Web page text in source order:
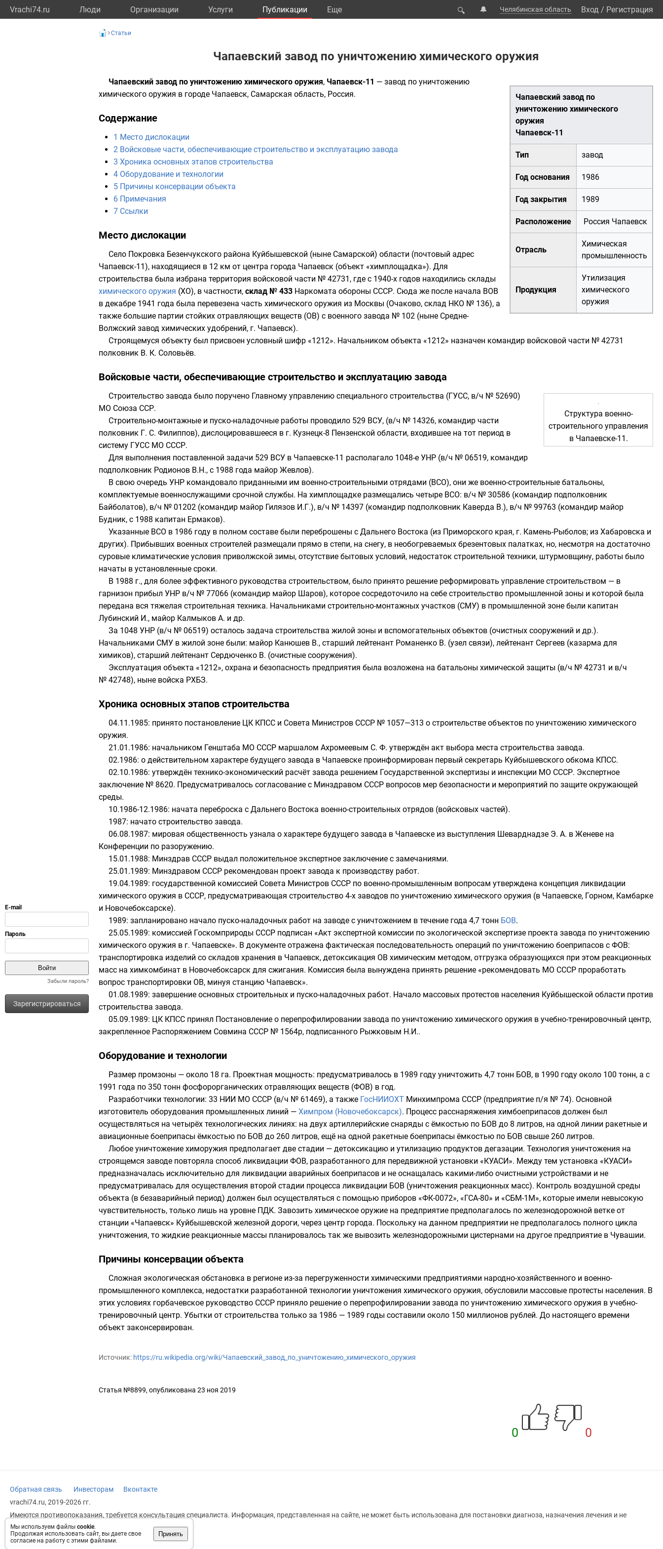
Vrachi74.ru Люди Организации Услуги Публикации Eще 🔍 🔔 Челябинская область Вход / Регистрация
Забыли пароль?
Зарегистрироваться
Мы используем файлы cookie.
Продолжая использовать сайт, вы даете свое
согласие на работу с этими файлами.
Принять
Статьи
Чапаевский завод по уничтожению химического оружия
Чапаевский завод по
уничтожению химического
оружия
Чапаевск-11
Тип завод
Год основания 1986
Год закрытия 1989
Расположение Россия Чапаевск
Отрасль
Химическая
промышленность
Продукция
Утилизация
химического
оружия
Чапаевский завод по уничтожению химического оружия, Чапаевск-11 — завод по уничтожению
химического оружия в городе Чапаевск, Самарская область, Россия.
Содержание
1 Место дислокации
2 Войсковые части, обеспечивающие строительство и эксплуатацию завода
3 Хроника основных этапов строительства
4 Оборудование и технологии
5 Причины консервации объекта
6 Примечания
7 Ссылки
Место дислокации
Село Покровка Безенчукского района Куйбышевской (ныне Самарской) области (почтовый адрес
Чапаевск-11), находящиеся в 12 км от центра города Чапаевск (объект «химплощадка»). Для
строительства была избрана территория войсковой части № 42731, где с 1940-х годов находились склады
химического оружия (ХО), в частности, склад № 433 Наркомата обороны СССР. Сюда же после начала ВОВ
в декабре 1941 года была перевезена часть химического оружия из Москвы (Очаково, склад НКО № 136), а
также большие партии стойких отравляющих веществ (ОВ) с военного завода № 102 (ныне Средне-
Волжский завод химических удобрений, г. Чапаевск).
Строящемуся объекту был присвоен условный шифр «1212». Начальником объекта «1212» назначен командир войсковой части № 42731
полковник В. К. Соловьёв.
Войсковые части, обеспечивающие строительство и эксплуатацию завода
Структура военно-
строительного управления
в Чапаевске-11.
Строительство завода было поручено Главному управлению специального строительства (ГУСС, в/ч № 52690)
МО Союза ССР.
Строительно-монтажные и пуско-наладочные работы проводило 529 ВСУ, (в/ч № 14326, командир части
полковник Г. С. Филиппов), дислоцировавшееся в г. Кузнецк-8 Пензенской области, входившее на тот период в
систему ГУСС МО СССР.
Для выполнения поставленной задачи 529 ВСУ в Чапаевске-11 располагало 1048-е УНР (в/ч № 06519, командир
подполковник Родионов В.Н., с 1988 года майор Жевлов).
В свою очередь УНР командовало приданными им военно-строительными отрядами (ВСО), они же военно-строительные батальоны,
комплектуемые военнослужащими срочной службы. На химплощадке размещались четыре ВСО: в/ч № 30586 (командир подполковник
Байболатов), в/ч № 01202 (командир майор Гилязов И.Г.), в/ч № 14397 (командир подполковник Каверда В.), в/ч № 99763 (командир майор
Будник, с 1988 капитан Ермаков).
Указанные ВСО в 1986 году в полном составе были переброшены с Дальнего Востока (из Приморского края, г. Камень-Рыболов; из Хабаровска и
других). Прибывших военных строителей размещали прямо в степи, на снегу, в необогреваемых брезентовых палатках, но, несмотря на достаточно
суровые климатические условия приволжской зимы, отсутствие бытовых условий, недостаток строительной техники, штурмовщину, работы было
начаты в установленные сроки.
В 1988 г., для более эффективного руководства строительством, было принято решение реформировать управление строительством — в
гарнизон прибыл УНР в/ч № 77066 (командир майор Шаров), которое сосредоточило на себе строительство промышленной зоны и которой была
передана вся тяжелая строительная техника. Начальниками строительно-монтажных участков (СМУ) в промышленной зоне были капитан
Лубинский И., майор Калмыков А. и др.
За 1048 УНР (в/ч № 06519) осталось задача строительства жилой зоны и вспомогательных объектов (очистных сооружений и др.).
Начальниками СМУ в жилой зоне были: майор Канюшев В., старший лейтенант Романенко В. (узел связи), лейтенант Сергеев (казарма для
химиков), старший лейтенант Сердюченко В. (очистные сооружения).
Эксплуатация объекта «1212», охрана и безопасность предприятия была возложена на батальоны химической защиты (в/ч № 42731 и в/ч
№ 42748), ныне войска РХБЗ.
Хроника основных этапов строительства
04.11.1985: принято постановление ЦК КПСС и Совета Министров СССР № 1057—313 о строительстве объектов по уничтожению химического
оружия.
21.01.1986: начальником Генштаба МО CCCР маршалом Ахромеевым С. Ф. утверждён акт выбора места строительства завода.
02.1986: о действительном характере будущего завода в Чапаевске проинформирован первый секретарь Куйбышевского обкома КПСС.
02.10.1986: утверждён технико-экономический расчёт завода решением Государственной экспертизы и инспекции МО СССР. Экспертное
заключение № 8620. Предусматривалось согласование с Минздравом СССР вопросов мер безопасности и мероприятий по защите окружающей
среды.
10.1986-12.1986: начата переброска с Дальнего Востока военно-строительных отрядов (войсковых частей).
1987: начато строительство завода.
06.08.1987: мировая общественность узнала о характере будущего завода в Чапаевске из выступления Шеварднадзе Э. А. в Женеве на
Конференции по разоружению.
15.01.1988: Минздрав СССР выдал положительное экспертное заключение с замечаниями.
25.01.1989: Минздравом СССР рекомендован проект завода к производству работ.
19.04.1989: государственной комиссией Совета Министров СССР по военно-промышленным вопросам утверждена концепция ликвидации
химического оружия в СССР, предусматривающая строительство 4-х заводов по уничтожению химического оружия (в Чапаевске, Горном, Камбарке
и Новочебоксарске).
1989: запланировано начало пуско-наладочных работ на заводе с уничтожением в течение года 4,7 тонн БОВ.
25.05.1989: комиссией Госкомприроды СССР подписан «Акт экспертной комиссии по экологической экспертизе проекта завода по уничтожению
химического оружия в г. Чапаевске». В документе отражена фактическая последовательность операций по уничтожению боеприпасов с ФОВ:
транспортировка изделий со складов хранения в Чапаевск, детоксикация ОВ химическим методом, отгрузка образующихся при этом реакционных
масс на химкомбинат в Новочебоксарск для сжигания. Комиссия была вынуждена принять решение «рекомендовать МО СССР проработать
вопрос транспортировки ОВ, минуя станцию Чапаевск».
01.08.1989: завершение основных строительных и пуско-наладочных работ. Начало массовых протестов населения Куйбышеской области против
строительства завода.
05.09.1989: ЦК КПСС принял Постановление о перепрофилировании завода по уничтожению химического оружия в учебно-тренировочный центр,
закрепленное Распоряжением Совмина СССР № 1564р, подписанного Рыжковым Н.И..
Оборудование и технологии
Размер промзоны — около 18 га. Проектная мощность: предусматривалось в 1989 году уничтожить 4,7 тонн БОВ, в 1990 году около 100 тонн, а с
1991 года по 350 тонн фосфорорганических отравляющих веществ (ФОВ) в год.
Разработчики технологии: 33 НИИ МО СССР (в/ч № 61469), а также ГосНИИОХТ Минхимпрома СССР (предприятие п/я № 74). Основной
изготовитель оборудования промышленных линий — Химпром (Новочебоксарск). Процесс расснаряжения химбоеприпасов должен был
осуществляться на четырёх технологических линиях: на двух артиллерийские снаряды с ёмкостью по БОВ до 8 литров, на одной линии ракетные и
авиационные боеприпасы ёмкостью по БОВ до 260 литров, ещё на одной ракетные боеприпасы ёмкостью по БОВ свыше 260 литров.
Любое уничтожение химоружия предполагает две стадии — детоксикацию и утилизацию продуктов дегазации. Технология уничтожения на
строящемся заводе повторяла способ ликвидации ФОВ, разработанного для передвижной установки «КУАСИ». Между тем установка «КУАСИ»
предназначалась исключительно для ликвидации аварийных боеприпасов и не оснащалась какими-либо очистными устройствами и не
предусматривалась для осуществления второй стадии процесса ликвидации БОВ (уничтожения реакционных масс). Контроль воздушной среды
объекта (в безаварийный период) должен был осуществляться с помощью приборов «ФК-0072», «ГСА-80» и «СБМ-1М», которые имели невысокую
чувствительность, только лишь на уровне ПДК. Завозить химическое оружие на предприятие предполагалось по железнодорожной ветке от
станции «Чапаевск» Куйбышевской железной дороги, через центр города. Поскольку на данном предприятии не предполагалось полного цикла
уничтожения, то жидкие реакционные массы планировалось так же вывозить железнодорожными цистернами на другое предприятие в Чувашии.
Причины консервации объекта
Сложная экологическая обстановка в регионе из-за перегруженности химическими предприятиями народно-хозяйственного и военно-
промышленного комплекса, недостатки разработанной технологии уничтожения химического оружия, обусловили массовые протесты населения. В
этих условиях горбачевское руководство СССР приняло решение о перепрофилировании завода по уничтожению химического оружия в учебно-
тренировочный центр. Убытки от строительства только за 1986 — 1989 годы составили около 150 миллионов рублей. До настоящего времени
объект законсервирован.
Источник: https://ru.wikipedia.org/wiki/Чапаевский_завод_по_уничтожению_химического_оружия
Статья №8899, опубликована 23 ноя 2019
0 0
Обратная связь Инвесторам
Вконтакте
vrachi74.ru, 2019-2026 гг.
Имеются противопоказания, требуется консультация специалиста. Информация, представленная на сайте, не может быть использована для постановки диагноза, назначения лечения и не
заменяет прием врача.
Возрастное ограничение: 18+